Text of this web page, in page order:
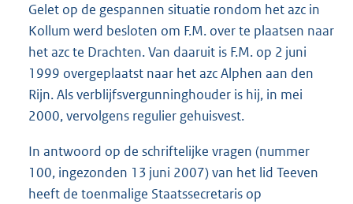
Gelet op de gespannen situatie rondom het azc in
Kollum werd besloten om F.M. over te plaatsen naar
het azc te Drachten. Van daaruit is F.M. op 2 juni
1999 overgeplaatst naar het azc Alphen aan den
Rijn. Als verblijfsvergunninghouder is hij, in mei
2000, vervolgens regulier gehuisvest.
In antwoord op de schriftelijke vragen (nummer
100, ingezonden 13 juni 2007) van het lid Teeven
heeft de toenmalige Staatssecretaris op